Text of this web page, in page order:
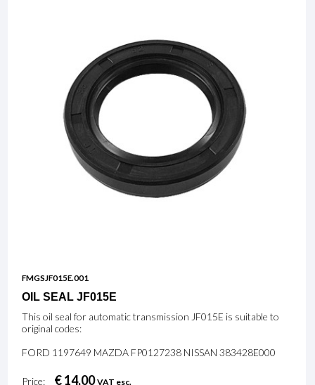
FMGSJF015E.001
OIL SEAL JF015E
This oil seal for automatic transmission JF015E is suitable to
original codes:
FORD 1197649 MAZDA FP0127238 NISSAN 383428E000
Price: € 14,00VAT esc.